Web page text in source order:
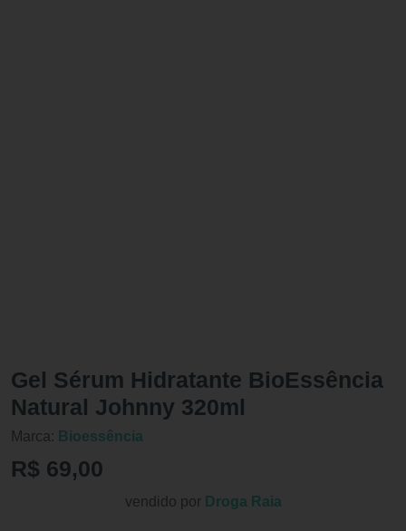
Gel Sérum Hidratante BioEssência
Natural Johnny 320ml
Marca: Bioessência
R$ 69,00
vendido por Droga Raia